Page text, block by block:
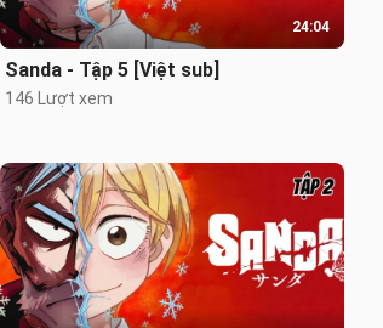
24:04
Sanda - Tập 5 [Việt sub]
146 Lượt xem